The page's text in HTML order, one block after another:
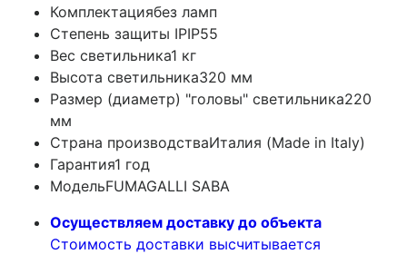
Комплектациябез ламп
Степень защиты IPIP55
Вес светильника1 кг
Высота светильника320 мм
Размер (диаметр) "головы" светильника220
мм
Страна производстваИталия (Made in Italy)
Гарантия1 год
МодельFUMAGALLI SABA
Осуществляем доставку до объекта
Стоимость доставки высчитывается